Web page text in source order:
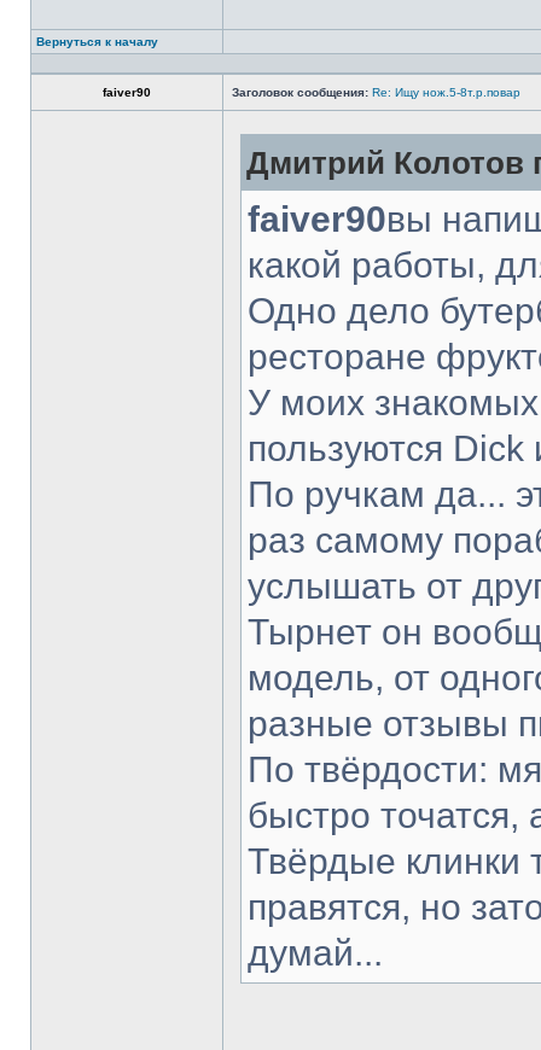
Вернуться к началу
faiver90 Заголовок сообщения: Re: Ищу нож.5-8т.р.повар
Дмитрий Колотов
faiver90вы
какой работы,
Одно дело
ресторане
У моих
пользуются Dick
По ручкам да...
раз самому
услышать от
Тырнет он
модель, от
разные отзывы
По твёрдости:
быстро точатся,
Твёрдые клинки
правятся, но
думай...